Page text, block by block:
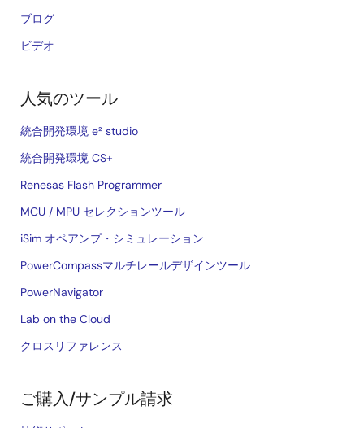
ブログ
ビデオ
人気のツール
統合開発環境 e² studio
統合開発環境 CS+
Renesas Flash Programmer
MCU / MPU セレクションツール
iSim オペアンプ・シミュレーション
PowerCompassマルチレールデザインツール
PowerNavigator
Lab on the Cloud
クロスリファレンス
ご購入/サンプル請求